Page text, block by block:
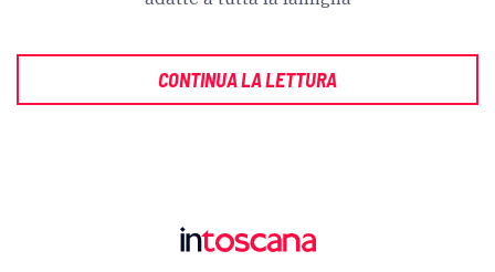
CONTINUA LA LETTURA